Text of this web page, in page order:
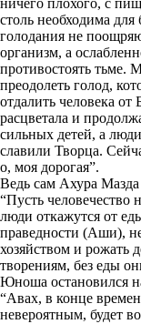
столь необходима
голодания не
организм, а
противостоять
преодолеть голод,
отдалить человека
расцветала и
сильных детей, а
славили Творца.
о, моя дорогая”.
Ведь сам Ахура Мазда
“Пусть человечество
люди откажутся от
праведности (Аши),
хозяйством и рожать
творениям, без еды
Юноша остановился
“Авах, в конце
невероятным, будет